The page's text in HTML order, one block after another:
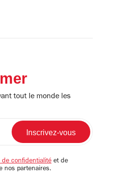
tout le monde les
de confidentialité et de
nos partenaires.